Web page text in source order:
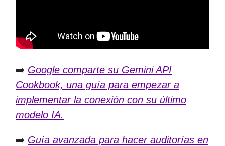
➡️ Google comparte su Gemini API
Cookbook, una guía para empezar a
implementar la conexión con su último
modelo IA.
➡️ Guía avanzada para hacer auditorías en